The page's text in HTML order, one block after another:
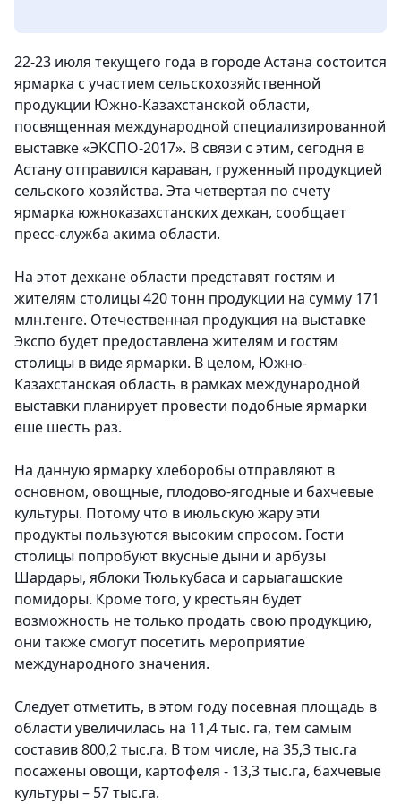
22-23 июля текущего года в городе Астана состоится
ярмарка с участием сельскохозяйственной
продукции Южно-Казахстанской области,
посвященная международной специализированной
выставке «ЭКСПО-2017». В связи с этим, сегодня в
Астану отправился караван, груженный продукцией
сельского хозяйства. Эта четвертая по счету
ярмарка южноказахстанских дехкан, сообщает
пресс-служба акима области.
На этот дехкане области представят гостям и
жителям столицы 420 тонн продукции на сумму 171
млн.тенге. Отечественная продукция на выставке
Экспо будет предоставлена жителям и гостям
столицы в виде ярмарки. В целом, Южно-
Казахстанская область в рамках международной
выставки планирует провести подобные ярмарки
еше шесть раз.
На данную ярмарку хлеборобы отправляют в
основном, овощные, плодово-ягодные и бахчевые
культуры. Потому что в июльскую жару эти
продукты пользуются высоким спросом. Гости
столицы попробуют вкусные дыни и арбузы
Шардары, яблоки Тюлькубаса и сарыагашские
помидоры. Кроме того, у крестьян будет
возможность не только продать свою продукцию,
они также смогут посетить мероприятие
международного значения.
Следует отметить, в этом году посевная площадь в
области увеличилась на 11,4 тыс. га, тем самым
составив 800,2 тыс.га. В том числе, на 35,3 тыс.га
посажены овощи, картофеля - 13,3 тыс.га, бахчевые
культуры – 57 тыс.га.